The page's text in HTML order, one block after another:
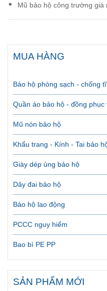
Mũ bảo hộ công trường giá
MUA HÀNG
Bảo hộ phòng sạch - chống
Quần áo bảo hộ - đồng phục
Mũ nón bảo hộ
Khẩu trang - Kính - Tai bảo
Giày dép ủng bảo hộ
Dây đai bảo hộ
Bảo hộ lao động
PCCC nguy hiểm
Bao bì PE PP
SẢN PHẨM MỚI